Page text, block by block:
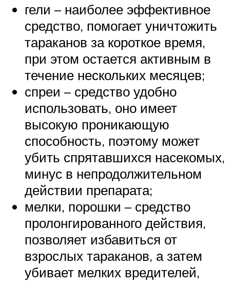
гели – наиболее эффективное
средство, помогает уничтожить
тараканов за короткое время,
при этом остается активным в
течение нескольких месяцев;
спреи – средство удобно
использовать, оно имеет
высокую проникающую
способность, поэтому может
убить спрятавшихся насекомых,
минус в непродолжительном
действии препарата;
мелки, порошки – средство
пролонгированного действия,
позволяет избавиться от
взрослых тараканов, а затем
убивает мелких вредителей,